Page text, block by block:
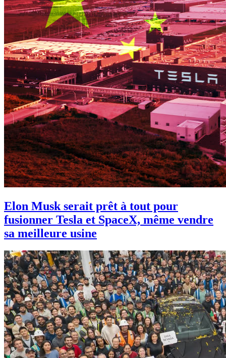
Elon Musk serait prêt à tout pour
fusionner Tesla et SpaceX, même vendre
sa meilleure usine